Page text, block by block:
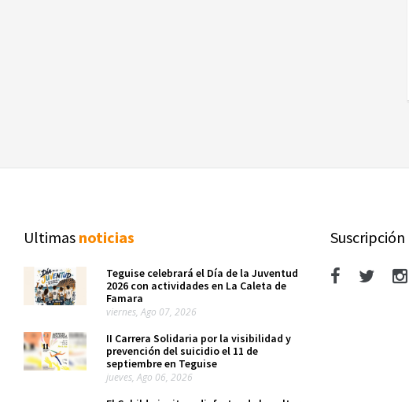
Ultimas noticias
Teguise celebrará el Día de la Juventud
2026 con actividades en La Caleta de
Famara
viernes, Ago 07, 2026
II Carrera Solidaria por la visibilidad y
prevención del suicidio el 11 de
septiembre en Teguise
jueves, Ago 06, 2026
Suscripción